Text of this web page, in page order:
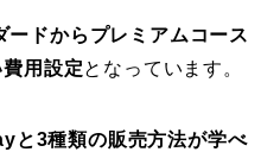
ードからプレミアムコース
用設定となっています。
と3種類の販売方法が学べ